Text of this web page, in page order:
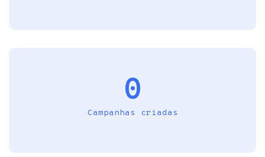
0
Campanhas criadas